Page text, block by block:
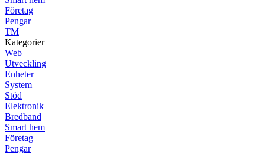
Företag
Pengar
TM
Kategorier
Web
Utveckling
Enheter
System
Stöd
Elektronik
Bredband
Smart hem
Företag
Pengar